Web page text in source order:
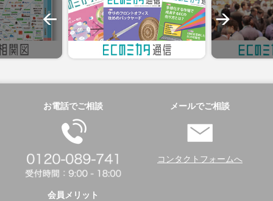
お電話でご相談 メールでご相談
コンタクトフォームへ
会員メリット